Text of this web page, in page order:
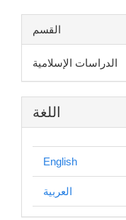
القسم
الدراسات الإسلامية
اللغة
English
العربية